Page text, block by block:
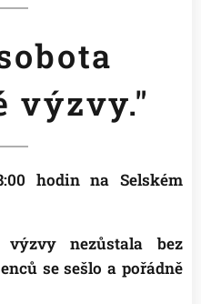
výzvy."
hodin na Selském
nezůstala bez
se sešlo a pořádně